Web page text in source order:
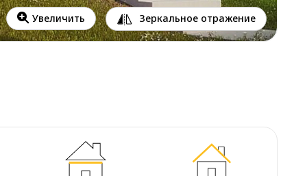
Увеличить Зеркальное отражение